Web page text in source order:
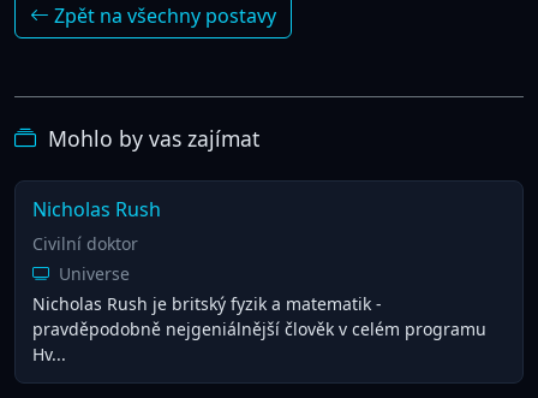
Zpět na všechny postavy
Mohlo by vas zajímat
Nicholas Rush
Civilní doktor
Universe
Nicholas Rush je britský fyzik a matematik -
pravděpodobně nejgeniálnější člověk v celém programu
Hv...